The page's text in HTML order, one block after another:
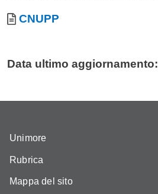
Allegati
Documento
CNUPP
Data ultimo aggiornamento:
Unimore
Rubrica
Mappa del sito